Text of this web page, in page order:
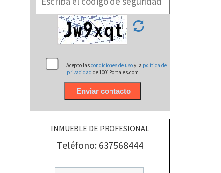
Acepto lascondiciones de usoy la politica de
privacidadde 1001Portales.com
INMUEBLE DE PROFESIONAL
Teléfono: 637568444